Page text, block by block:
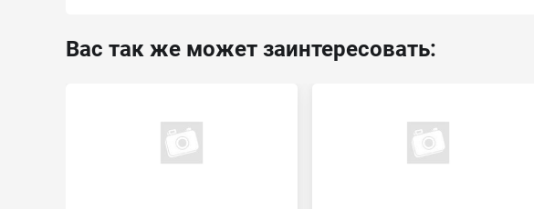
Вас так же может заинтересовать: